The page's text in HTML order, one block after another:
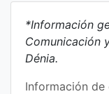
*Información
Comunicación
Dénia.
Información